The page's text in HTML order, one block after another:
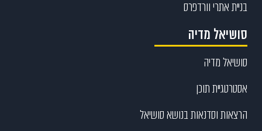
בניית אתרי וורדפרס
סושיאל מדיה
סושיאל מדיה
אסטרטגיית תוכן
הרצאות וסדנאות בנושא סושיאל